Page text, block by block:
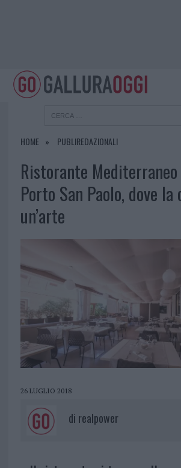
HOME PUBLIREDAZIONALI
Ristorante
Porto San Paolo, dove la
un’arte
26 LUGLIO 2018
di realpower